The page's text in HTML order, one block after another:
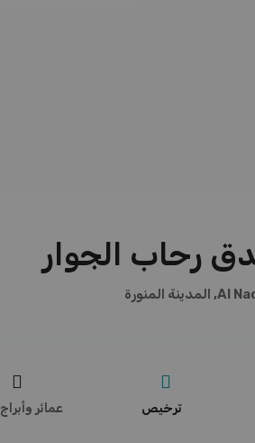
رحاب الجوار
المدينة المنورة
ترخيص عمائر وأبراج